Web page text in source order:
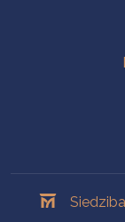
Siedziba